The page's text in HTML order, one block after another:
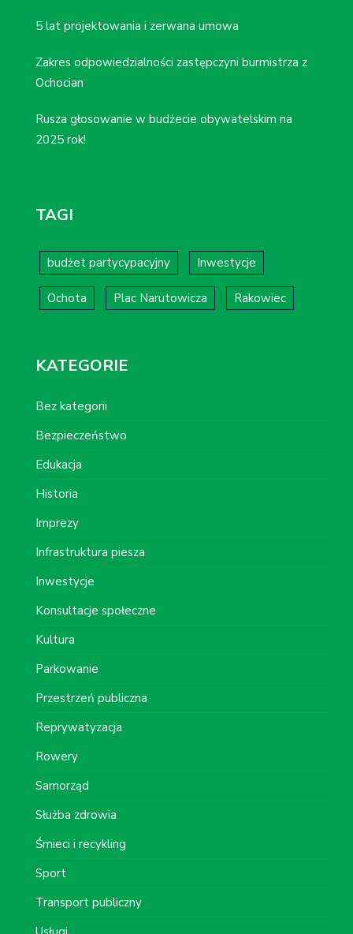
5 lat projektowania i zerwana umowa
Zakres odpowiedzialności zastępczyni burmistrza z
Ochocian
Rusza głosowanie w budżecie obywatelskim na
2025 rok!
TAGI
budżet partycypacyjny Inwestycje
Ochota Plac Narutowicza Rakowiec
KATEGORIE
Bez kategorii
Bezpieczeństwo
Edukacja
Historia
Imprezy
Infrastruktura piesza
Inwestycje
Konsultacje społeczne
Kultura
Parkowanie
Przestrzeń publiczna
Reprywatyzacja
Rowery
Samorząd
Służba zdrowia
Śmieci i recykling
Sport
Transport publiczny